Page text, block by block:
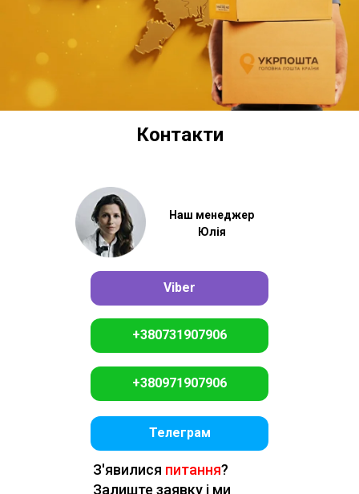
Контакти
З'явилися питання?
Залиште заявку і ми
Наш менеджер
Юлія
Viber
+380731907906
+380971907906
Телеграм